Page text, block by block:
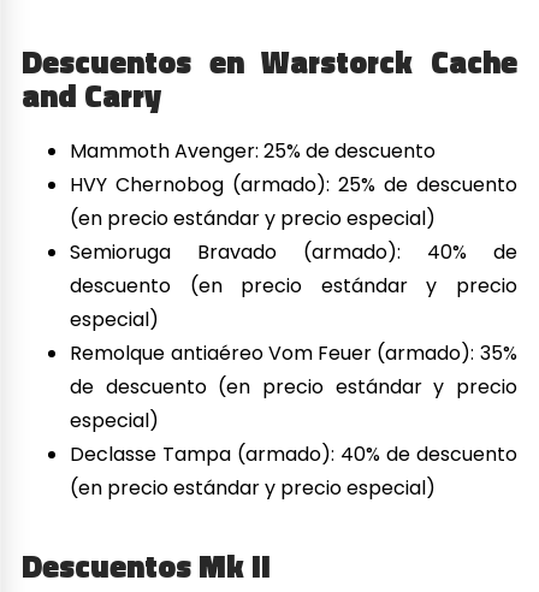
Descuentos en Warstorck Cache
and Carry
Mammoth Avenger: 25% de descuento
HVY Chernobog (armado): 25% de descuento
(en precio estándar y precio especial)
Semioruga Bravado (armado): 40% de
descuento (en precio estándar y precio
especial)
Remolque antiaéreo Vom Feuer (armado): 35%
de descuento (en precio estándar y precio
especial)
Declasse Tampa (armado): 40% de descuento
(en precio estándar y precio especial)
Descuentos Mk II